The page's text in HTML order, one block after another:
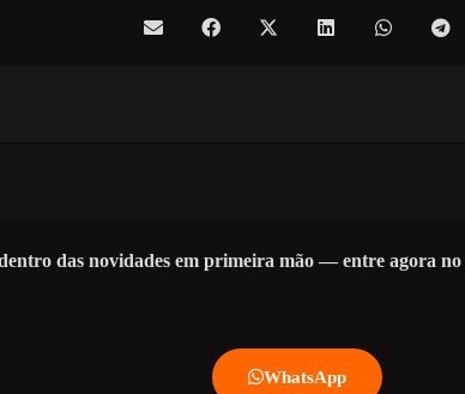
das novidades em primeira mão — entre agora
WhatsApp